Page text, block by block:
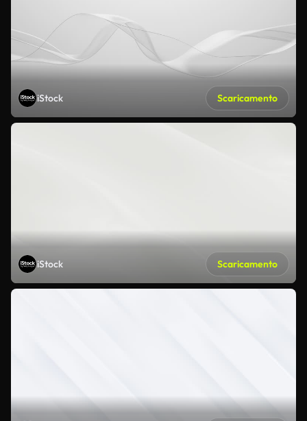
iStock Scaricamento
iStock Scaricamento